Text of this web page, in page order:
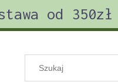
od 350zł